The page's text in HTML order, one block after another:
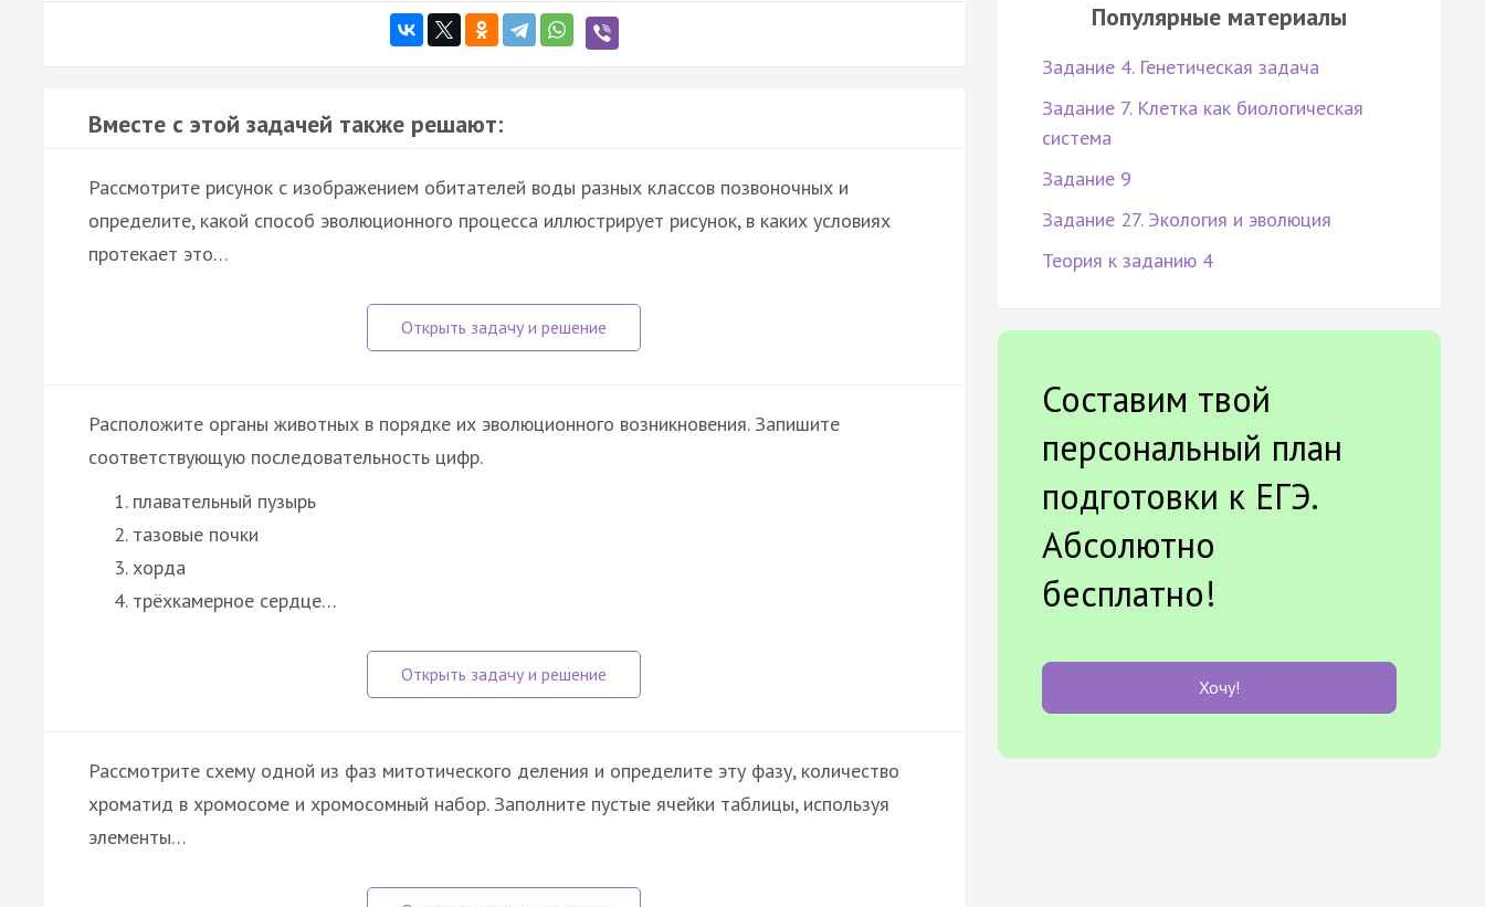
Вместе с этой задачей также решают:
Рассмотрите рисунок с изображением обитателей воды разных классов позвоночных и
определите, какой способ эволюционного процесса иллюстрирует рисунок, в каких условиях
протекает это…
Расположите органы животных в порядке их эволюционного возникновения. Запишите
соответствующую последовательность цифр.
плавательный пузырь
тазовые почки
хорда
трёхкамерное сердце…
Рассмотрите схему одной из фаз митотического деления и определите эту фазу, количество
хроматид в хромосоме и хромосомный набор. Заполните пустые ячейки таблицы, используя
элементы…
Популярные материалы
Задание 4. Генетическая задача
Задание 7. Клетка как биологическая
система
Задание 9
Задание 27. Экология и эволюция
Теория к заданию 4
Составим твой
персональный план
подготовки к ЕГЭ.
Абсолютно
бесплатно!
Хочу!